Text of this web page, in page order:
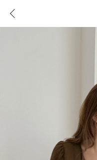
로그인
인플루언서 pick!